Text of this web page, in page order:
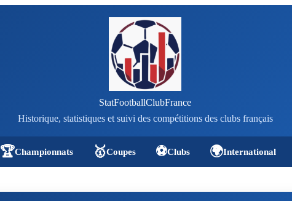
StatFootballClubFrance
Historique, statistiques et suivi des compétitions des clubs français
🏆Championnats 🥇Coupes ⚽Clubs 🌍International